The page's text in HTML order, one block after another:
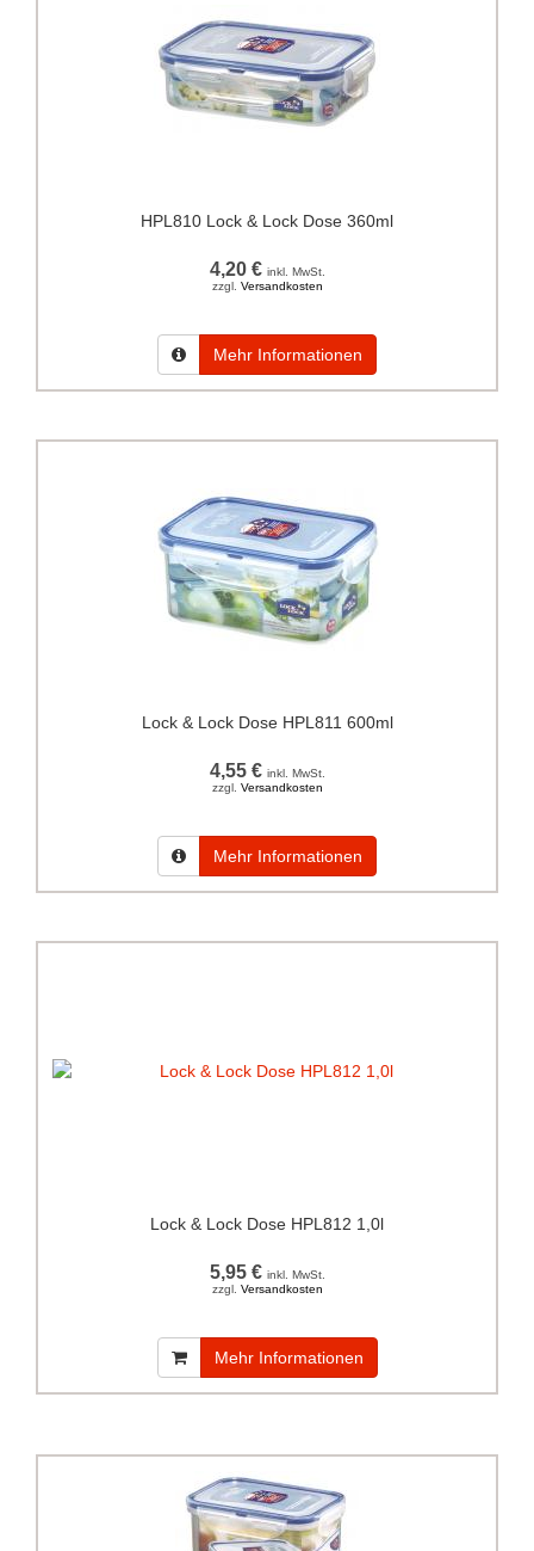
HPL810 Lock & Lock Dose 360ml
4,20 € inkl. MwSt.
zzgl. Versandkosten
Mehr Informationen
Lock & Lock Dose HPL811 600ml
4,55 € inkl. MwSt.
zzgl. Versandkosten
Mehr Informationen
Lock & Lock Dose HPL812 1,0l
5,95 € inkl. MwSt.
zzgl. Versandkosten
Mehr Informationen